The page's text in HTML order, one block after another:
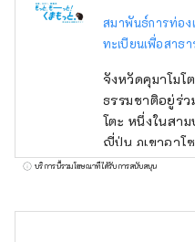
สมาพันธ์การท่อง
ทะเบียนเพื่อสาธ
จังหวัดคุมาโมโ
ธรรมชาติอยู่ร่ว
โตะ หนึ่งในสา
ญี่ปุ่น ภูเขาอาโ
แห่งหนึ่งของโล
บริการนี้รวมโฆษณาที่ได้รับการสนับสนุน